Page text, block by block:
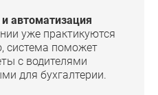
автоматизация
уже практикуются
система поможет
с водителями
для бухгалтерии.